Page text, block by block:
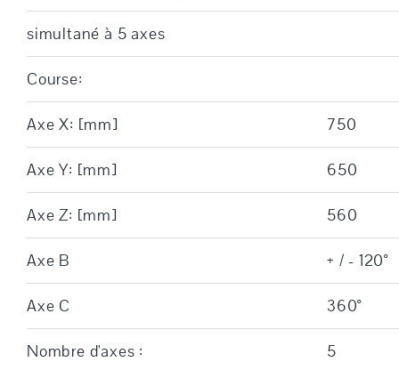
simultané à 5 axes
Course:
Axe X: [mm] 750
Axe Y: [mm] 650
Axe Z: [mm] 560
Axe B + / - 120°
Axe C 360°
Nombre d'axes : 5